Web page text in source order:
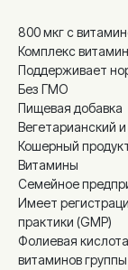
800 мкг с
Комплекс
Поддерживает
Без ГМО
Пищевая добавка
Вегетарианский
Кошерный
Витамины
Семейное
Имеет
практики (GMP)
Фолиевая
витаминов